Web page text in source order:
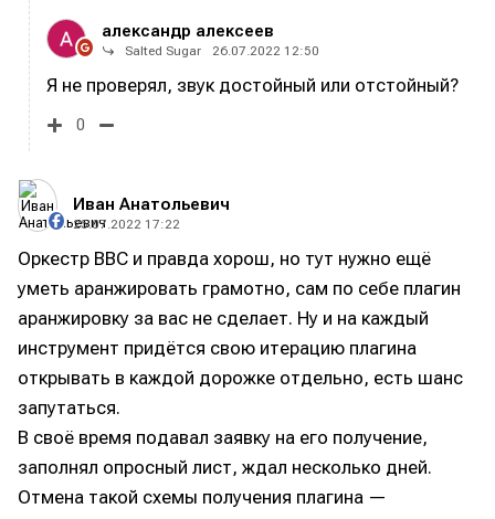
александр алексеев
Salted Sugar 26.07.2022 12:50
Я не проверял, звук достойный или отстойный?
0
Иван Анатольевич
25.07.2022 17:22
Оркестр BBC и правда хорош, но тут нужно ещё
уметь аранжировать грамотно, сам по себе плагин
аранжировку за вас не сделает. Ну и на каждый
инструмент придётся свою итерацию плагина
открывать в каждой дорожке отдельно, есть шанс
запутаться.
В своё время подавал заявку на его получение,
заполнял опросный лист, ждал несколько дней.
Отмена такой схемы получения плагина —